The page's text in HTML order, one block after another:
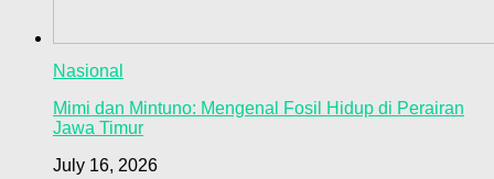
Nasional
Mimi dan Mintuno: Mengenal Fosil Hidup di Perairan
Jawa Timur
July 16, 2026